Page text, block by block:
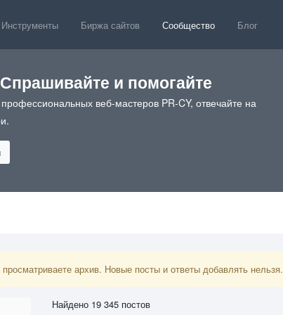
Инструменты Биржа сайтов Сообщество Блог
и помогайте
веб-мастеров PR-CY, отвечайте на
архив. Новые посты и ответы добавлять нельзя.
Найдено 19 345 постов